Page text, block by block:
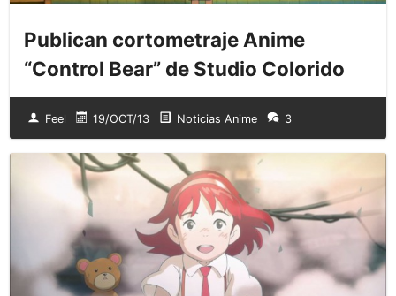
Publican cortometraje Anime
“Control Bear” de Studio Colorido
Feel 19/OCT/13 Noticias Anime 3